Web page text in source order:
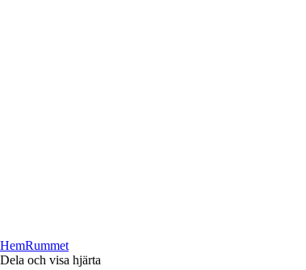
HemRummet
Dela och visa hjärta